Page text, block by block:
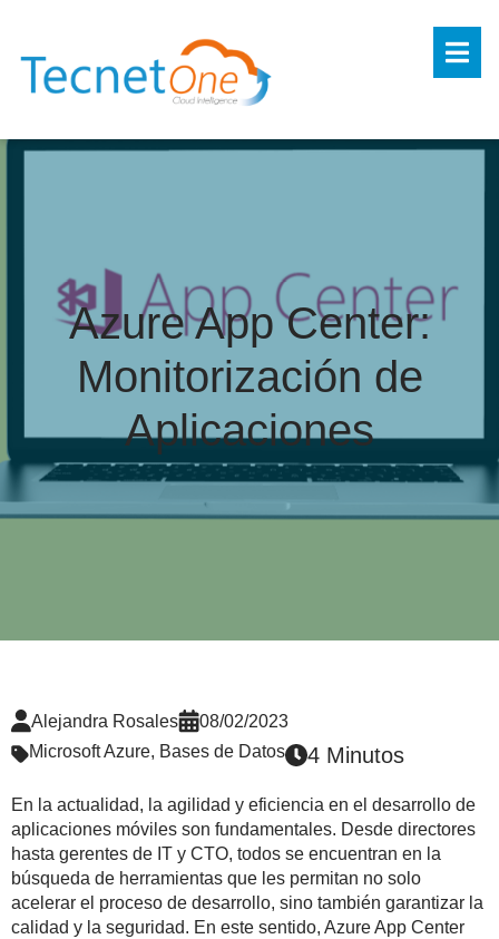
Azure App Center:
Monitorización de
Aplicaciones
Alejandra Rosales
08/02/2023
Microsoft Azure, Bases de Datos 4 Minutos
En la actualidad, la agilidad y eficiencia en el desarrollo de
aplicaciones móviles son fundamentales. Desde directores
hasta gerentes de IT y CTO, todos se encuentran en la
búsqueda de herramientas que les permitan no solo
acelerar el proceso de desarrollo, sino también garantizar la
calidad y la seguridad. En este sentido, Azure App Center